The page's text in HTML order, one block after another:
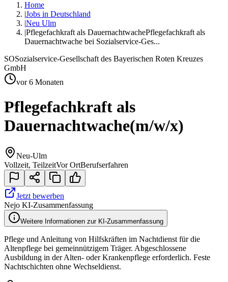
Home
|Jobs in Deutschland
|Neu Ulm
|Pflegefachkraft als DauernachtwachePflegefachkraft als
Dauernachtwache bei Sozialservice-Ges...
SOSozialservice-Gesellschaft des Bayerischen Roten Kreuzes
GmbH
vor 6 Monaten
Pflegefachkraft als
Dauernachtwache(m/w/x)
Neu-Ulm
Vollzeit, TeilzeitVor OrtBerufserfahren
Jetzt bewerben
Nejo KI-Zusammenfassung
Weitere Informationen zur KI-Zusammenfassung
Pflege und Anleitung von Hilfskräften im Nachtdienst für die
Altenpflege bei gemeinnützigem Träger. Abgeschlossene
Ausbildung in der Alten- oder Krankenpflege erforderlich. Feste
Nachtschichten ohne Wechseldienst.